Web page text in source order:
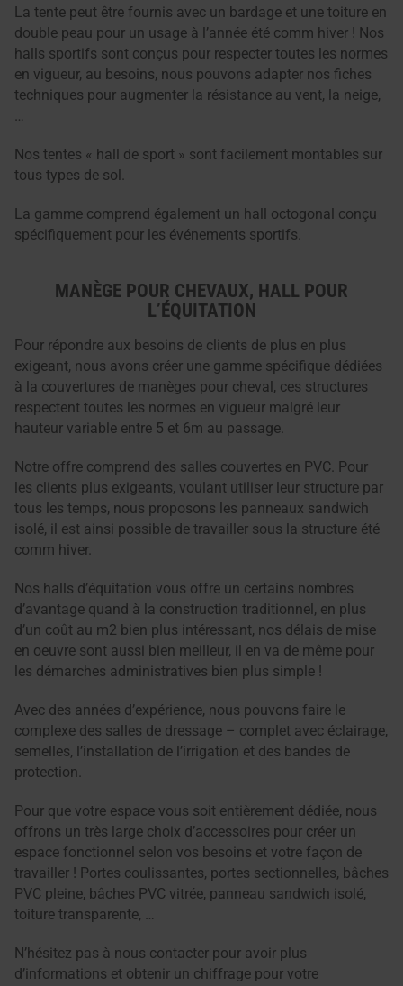
La tente peut être fournis avec un bardage et une toiture en
double peau pour un usage à l’année été comm hiver ! Nos
halls sportifs sont conçus pour respecter toutes les normes
en vigueur, au besoins, nous pouvons adapter nos fiches
techniques pour augmenter la résistance au vent, la neige,
…
Nos tentes « hall de sport » sont facilement montables sur
tous types de sol.
La gamme comprend également un hall octogonal conçu
spécifiquement pour les événements sportifs.
MANÈGE POUR CHEVAUX, HALL POUR
L’ÉQUITATION
Pour répondre aux besoins de clients de plus en plus
exigeant, nous avons créer une gamme spécifique dédiées
à la couvertures de manèges pour cheval, ces structures
respectent toutes les normes en vigueur malgré leur
hauteur variable entre 5 et 6m au passage.
Notre offre comprend des salles couvertes en PVC. Pour
les clients plus exigeants, voulant utiliser leur structure par
tous les temps, nous proposons les panneaux sandwich
isolé, il est ainsi possible de travailler sous la structure été
comm hiver.
Nos halls d’équitation vous offre un certains nombres
d’avantage quand à la construction traditionnel, en plus
d’un coût au m2 bien plus intéressant, nos délais de mise
en oeuvre sont aussi bien meilleur, il en va de même pour
les démarches administratives bien plus simple !
Avec des années d’expérience, nous pouvons faire le
complexe des salles de dressage – complet avec éclairage,
semelles, l’installation de l’irrigation et des bandes de
protection.
Pour que votre espace vous soit entièrement dédiée, nous
offrons un très large choix d’accessoires pour créer un
espace fonctionnel selon vos besoins et votre façon de
travailler ! Portes coulissantes, portes sectionnelles, bâches
PVC pleine, bâches PVC vitrée, panneau sandwich isolé,
toiture transparente, …
N’hésitez pas à nous contacter pour avoir plus
d’informations et obtenir un chiffrage pour votre